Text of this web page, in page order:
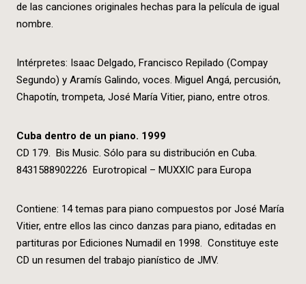
de las canciones originales hechas para la película de igual
nombre.
Intérpretes: Isaac Delgado, Francisco Repilado (Compay
Segundo) y Aramís Galindo, voces. Miguel Angá, percusión,
Chapotín, trompeta, José María Vitier, piano, entre otros.
Cuba dentro de un piano. 1999
CD 179. Bis Music. Sólo para su distribución en Cuba.
8431588902226 Eurotropical – MUXXIC para Europa
Contiene: 14 temas para piano compuestos por José María
Vitier, entre ellos las cinco danzas para piano, editadas en
partituras por Ediciones Numadil en 1998. Constituye este
CD un resumen del trabajo pianístico de JMV.